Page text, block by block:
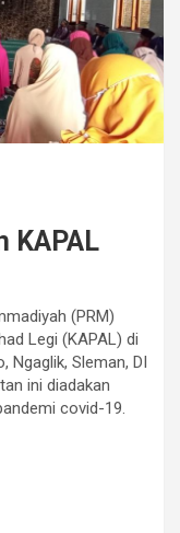
KAPAL
(PRM)
Legi (KAPAL) di
Ngaglik, Sleman, DI
ini diadakan
covid-19.